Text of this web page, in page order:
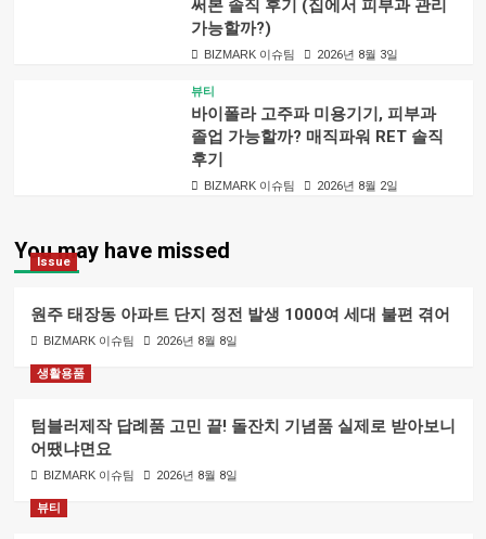
써본 솔직 후기 (집에서 피부과 관리
가능할까?)
BIZMARK 이슈팀 2026년 8월 3일
뷰티
바이폴라 고주파 미용기기, 피부과
졸업 가능할까? 매직파워 RET 솔직
후기
BIZMARK 이슈팀 2026년 8월 2일
You may have missed
Issue
원주 태장동 아파트 단지 정전 발생 1000여 세대 불편 겪어
BIZMARK 이슈팀 2026년 8월 8일
생활용품
텀블러제작 답례품 고민 끝! 돌잔치 기념품 실제로 받아보니
어땠냐면요
BIZMARK 이슈팀 2026년 8월 8일
뷰티